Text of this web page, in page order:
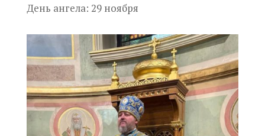
День ангела: 29 ноября